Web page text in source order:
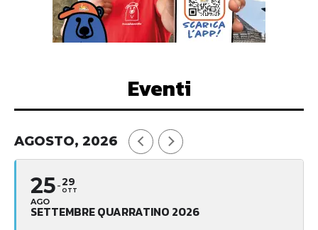
Eventi
AGOSTO, 2026
25
AGO
29
OTT
SETTEMBRE QUARRATINO 2026